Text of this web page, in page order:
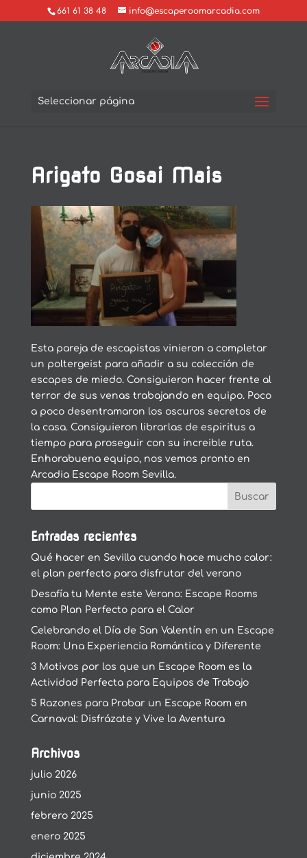
661 61 38 48 info@escaperoomarcadia.com
Seleccionar página
Arigato Gosai Mais
Esta pareja de escapistas vinieron a completar
un poltergeist para añadir a su colección de
escapes de miedo. Consiguieron hacer frente al
terror de sus venas trabajando en equipo. Poco
a poco desentramaron los oscuros secretos de
la casa. Consiguieron librarlas de espiritus a
tiempo para proseguir con su increible ruta.
Enhorabuena equipo, nos vemos pronto en
Arcadia Escape Room Sevilla.
Entradas recientes
Qué hacer en Sevilla cuando hace mucho calor:
el plan perfecto para disfrutar del verano
Desafía tu Mente este Verano: Escape Rooms
como Plan Perfecto para el Calor
Celebrando el Día de San Valentín en un Escape
Room: Una Experiencia Romántica y Diferente
3 Motivos por los que un Escape Room es la
Actividad Perfecta para Equipos de Trabajo
5 Razones para Probar un Escape Room en
Carnaval: Disfrázate y Vive la Aventura
Archivos
julio 2026
junio 2025
febrero 2025
enero 2025